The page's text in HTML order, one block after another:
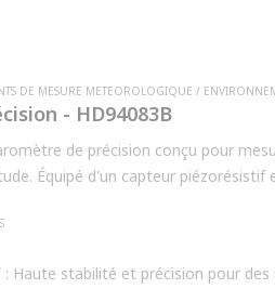
DE MESURE METEOROLOGIQUE /
- HD94083B
de précision conçu pour
Équipé d'un capteur piézorésistif
les applications dans les stations
: Haute stabilité et précision pour des